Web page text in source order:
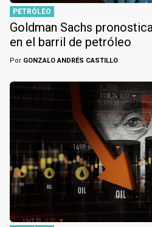
PETRÓLEO
Goldman Sachs
en el barril de petróleo
Por GONZALO ANDRÉS CASTILLO